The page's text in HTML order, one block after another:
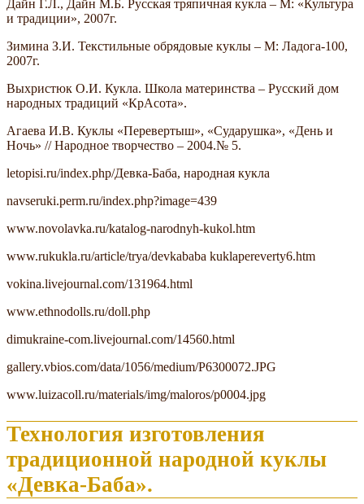
Дайн Г.Л., Дайн М.Б. Русская тряпичная кукла – М: «Культура
и традиции», 2007г.
Зимина З.И. Текстильные обрядовые куклы – М: Ладога-100,
2007г.
Выхристюк О.И. Кукла. Школа материнства – Русский дом
народных традиций «КрАсота».
Агаева И.В. Куклы «Перевертыш», «Сударушка», «День и
Ночь» // Народное творчество – 2004.№ 5.
letopisi.ru/index.php/Девка-Баба, народная кукла
navseruki.perm.ru/index.php?image=439
www.novolavka.ru/katalog-narodnyh-kukol.htm
www.rukukla.ru/article/trya/devkababa kuklapereverty6.htm
vokina.livejournal.com/131964.html
www.ethnodolls.ru/doll.php
dimukraine-com.livejournal.com/14560.html
gallery.vbios.com/data/1056/medium/P6300072.JPG
www.luizacoll.ru/materials/img/maloros/p0004.jpg
Технология изготовления
традиционной народной куклы
«Девка-Баба».